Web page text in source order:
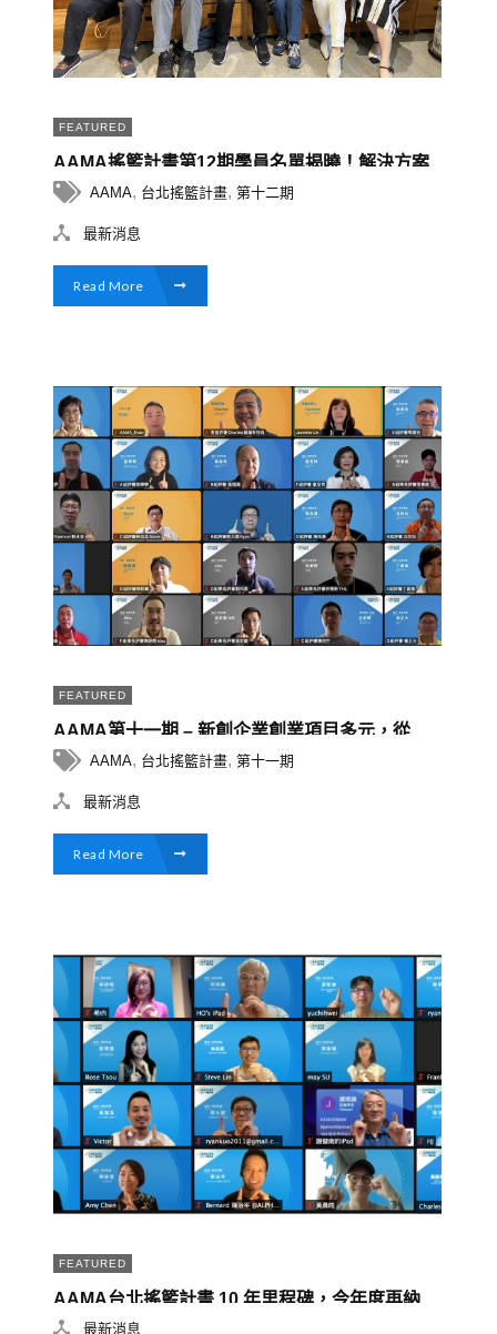
FEATURED
AAMA搖籃計畫第12期學員名單揭曉！解決方案
從WEB3.0到內容產製，兼具數位科技與生活服
AAMA, 台北搖籃計畫, 第十二期
最新消息
Read More
FEATURED
AAMA第十一期 – 新創企業創業項目多元，從
WEB3.0到能源科技導師群涵蓋龍頭產業與跨國
AAMA, 台北搖籃計畫, 第十一期
最新消息
Read More
FEATURED
AAMA台北搖籃計畫 10 年里程碑，今年度再納
入 25 家新創
最新消息